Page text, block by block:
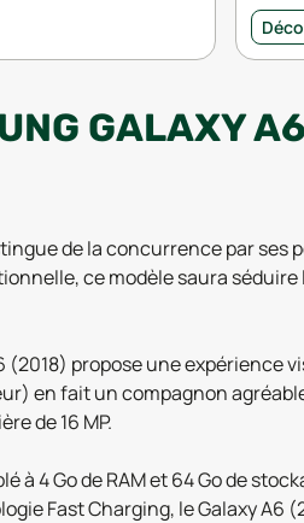
GALAXY
de la concurrence par
ce modèle saura
(2018) propose une expérience
en fait un compagnon
de 16 MP.
4 Go de RAM et 64 Go de
Fast Charging, le Galaxy A6